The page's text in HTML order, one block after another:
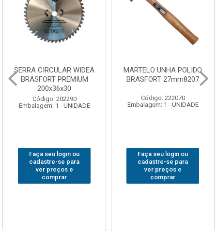
SERRA CIRCULAR WIDEA
BRASFORT PREMIUM
200x36x30
Código: 202290
Embalagem: 1 - UNIDADE
Faça seu login ou
cadastre-se para
ver preços e
comprar
MARTELO UNHA POLIDO
BRASFORT 27mm8207
Código: 222070
Embalagem: 1 - UNIDADE
Faça seu login ou
cadastre-se para
ver preços e
comprar